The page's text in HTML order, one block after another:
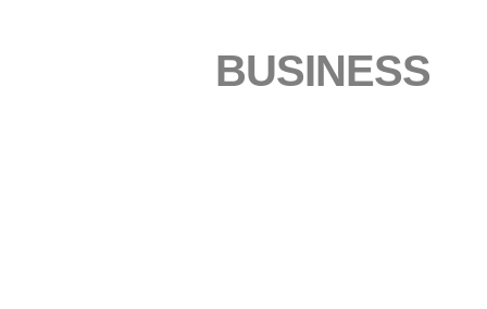
BUSINESS